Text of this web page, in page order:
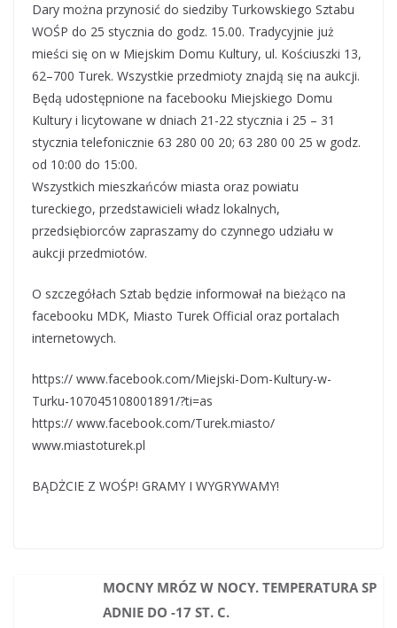
Dary można przynosić do siedziby Turkowskiego Sztabu
WOŚP do 25 stycznia do godz. 15.00. Tradycyjnie już
mieści się on w Miejskim Domu Kultury, ul. Kościuszki 13,
62–700 Turek. Wszystkie przedmioty znajdą się na aukcji.
Będą udostępnione na facebooku Miejskiego Domu
Kultury i licytowane w dniach 21-22 stycznia i 25 – 31
stycznia telefonicznie 63 280 00 20; 63 280 00 25 w godz.
od 10:00 do 15:00.
Wszystkich mieszkańców miasta oraz powiatu
tureckiego, przedstawicieli władz lokalnych,
przedsiębiorców zapraszamy do czynnego udziału w
aukcji przedmiotów.
O szczegółach Sztab będzie informował na bieżąco na
facebooku MDK, Miasto Turek Official oraz portalach
internetowych.
https:// www.facebook.com/Miejski-Dom-Kultury-w-
Turku-107045108001891/?ti=as
https:// www.facebook.com/Turek.miasto/
www.miastoturek.pl
BĄDŻCIE Z WOŚP! GRAMY I WYGRYWAMY!
MOCNY MRÓZ W NOCY. TEMPERATURA SP
ADNIE DO -17 ST. C.